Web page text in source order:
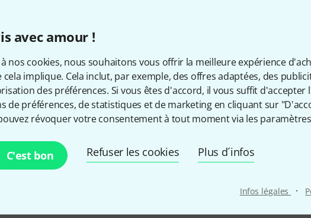
avec amour !
à nos cookies, nous souhaitons vous offrir la meilleure expérience
cela implique. Cela inclut, par exemple, des offres adaptées, des
des préférences. Si vous êtes d'accord, il vous suffit d'accepter
de préférences, de statistiques et de marketing en cliquant sur
révoquer votre consentement à tout moment via les
C'est bon Refuser les cookies Plus d´infos
Infos légales ·
ont regardé ce produit ont
5%